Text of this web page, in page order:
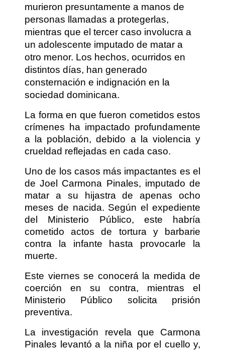
murieron presuntamente a manos de
personas llamadas a protegerlas,
mientras que el tercer caso involucra a
un adolescente imputado de matar a
otro menor. Los hechos, ocurridos en
distintos días, han generado
consternación e indignación en la
sociedad dominicana.
La forma en que fueron cometidos estos
crímenes ha impactado profundamente
a la población, debido a la violencia y
crueldad reflejadas en cada caso.
Uno de los casos más impactantes es el
de Joel Carmona Pinales, imputado de
matar a su hijastra de apenas ocho
meses de nacida. Según el expediente
del Ministerio Público, este habría
cometido actos de tortura y barbarie
contra la infante hasta provocarle la
muerte.
Este viernes se conocerá la medida de
coerción en su contra, mientras el
Ministerio Público solicita prisión
preventiva.
La investigación revela que Carmona
Pinales levantó a la niña por el cuello y,